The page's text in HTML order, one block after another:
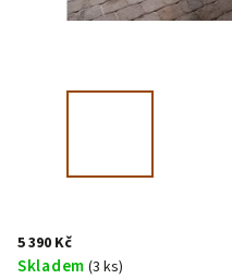
5 390 Kč
Skladem (3 ks)